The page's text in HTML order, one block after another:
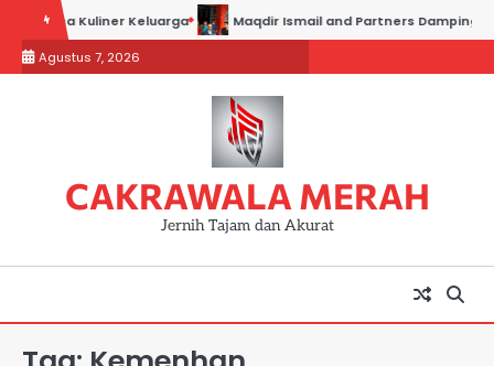
content
Usaha Kuliner Keluarga Maqdir Ismail and Partners Dampingi
Agustus 7, 2026
CAKRAWALA MERAH
Jernih Tajam dan Akurat